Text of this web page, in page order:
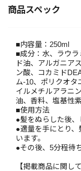
商品スペック
■内容量：250ml
■成分：水、ラウ
ド油、アルガニア
ン酸、コカミド
ム-10、ポリクオタ
イルメチルアラニ
油、香料、塩基性
■使用方法
●髪をぬらした後、
●適量を手にとり
います。
●その後、5分程待
【掲載商品に関して